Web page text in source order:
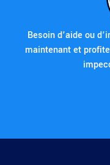
Besoin d’aide ou
maintenant et